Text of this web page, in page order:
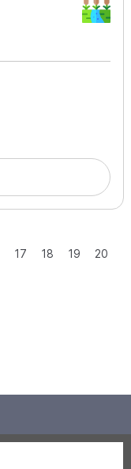
17 18 19 20